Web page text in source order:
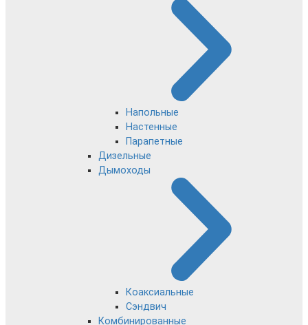
Напольные
Настенные
Парапетные
Дизельные
Дымоходы
Коаксиальные
Сэндвич
Комбинированные